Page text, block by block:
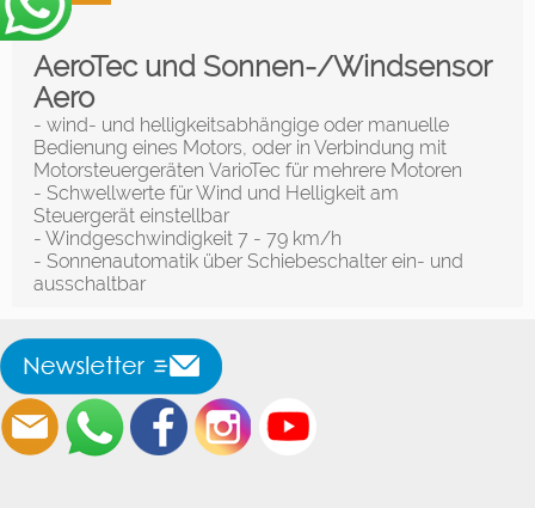
AeroTec und Sonnen-/Windsensor
Aero
- wind- und helligkeitsabhängige oder manuelle
Bedienung eines Motors, oder in Verbindung mit
Motorsteuergeräten VarioTec für mehrere Motoren
- Schwellwerte für Wind und Helligkeit am
Steuergerät einstellbar
- Windgeschwindigkeit 7 - 79 km/h
- Sonnenautomatik über Schiebeschalter ein- und
ausschaltbar